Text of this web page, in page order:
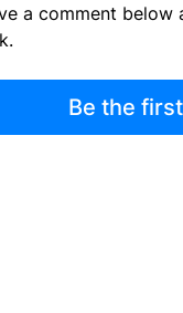
a comment below
Be the